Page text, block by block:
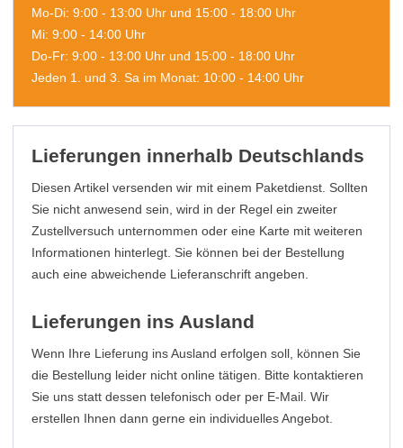
Mo-Di: 9:00 - 13:00 Uhr und 15:00 - 18:00 Uhr
Mi: 9:00 - 14:00 Uhr
Do-Fr: 9:00 - 13:00 Uhr und 15:00 - 18:00 Uhr
Jeden 1. und 3. Sa im Monat: 10:00 - 14:00 Uhr
Lieferungen innerhalb Deutschlands
Diesen Artikel versenden wir mit einem Paketdienst. Sollten
Sie nicht anwesend sein, wird in der Regel ein zweiter
Zustellversuch unternommen oder eine Karte mit weiteren
Informationen hinterlegt. Sie können bei der Bestellung
auch eine abweichende Lieferanschrift angeben.
Lieferungen ins Ausland
Wenn Ihre Lieferung ins Ausland erfolgen soll, können Sie
die Bestellung leider nicht online tätigen. Bitte kontaktieren
Sie uns statt dessen telefonisch oder per E-Mail. Wir
erstellen Ihnen dann gerne ein individuelles Angebot.